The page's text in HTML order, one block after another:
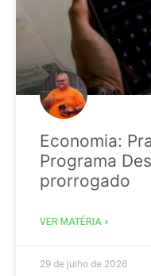
Economia:
Programa
prorrogado
VER MATÉRIA »
29 de julho de 2026